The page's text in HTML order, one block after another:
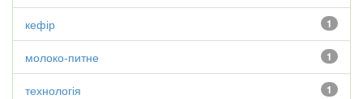
1
кефір
1
молоко-питне
1
технологія